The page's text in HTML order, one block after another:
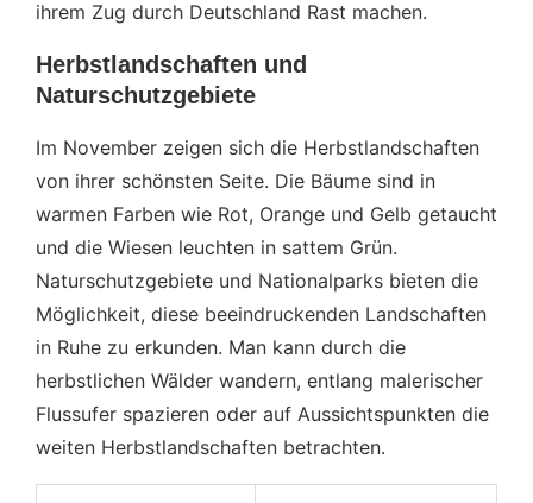
ihrem Zug durch Deutschland Rast machen.
Herbstlandschaften und
Naturschutzgebiete
Im November zeigen sich die Herbstlandschaften
von ihrer schönsten Seite. Die Bäume sind in
warmen Farben wie Rot, Orange und Gelb getaucht
und die Wiesen leuchten in sattem Grün.
Naturschutzgebiete und Nationalparks bieten die
Möglichkeit, diese beeindruckenden Landschaften
in Ruhe zu erkunden. Man kann durch die
herbstlichen Wälder wandern, entlang malerischer
Flussufer spazieren oder auf Aussichtspunkten die
weiten Herbstlandschaften betrachten.